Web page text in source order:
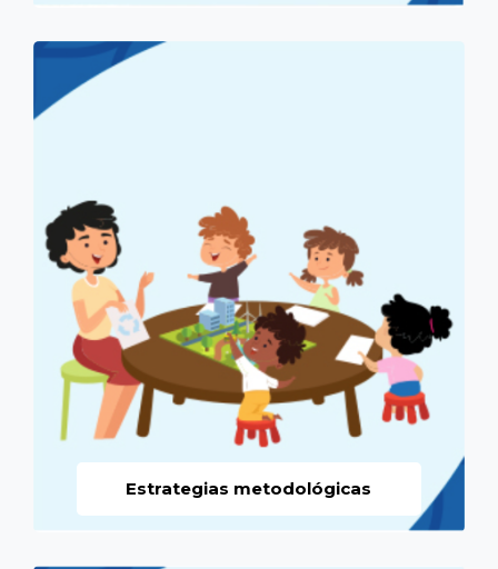
Estrategias metodológicas